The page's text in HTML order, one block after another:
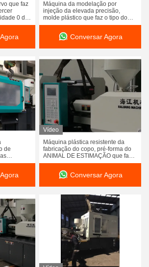
que faz
0 do
180
Máquina da modelação por
injeção da elevada precisão,
molde plástico que faz o tipo do
parafuso de máquina
Conversar Agora
de
por
Vídeo
Máquina plástica resistente da
fabricação do copo, pré-forma do
ANIMAL DE ESTIMAÇÃO que faz a
máquina 17.25kw
Conversar Agora